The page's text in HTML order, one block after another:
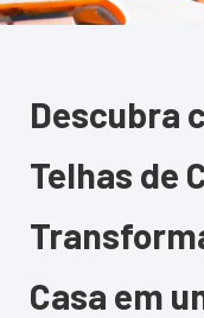
Descubra
Telhas de
Casa em